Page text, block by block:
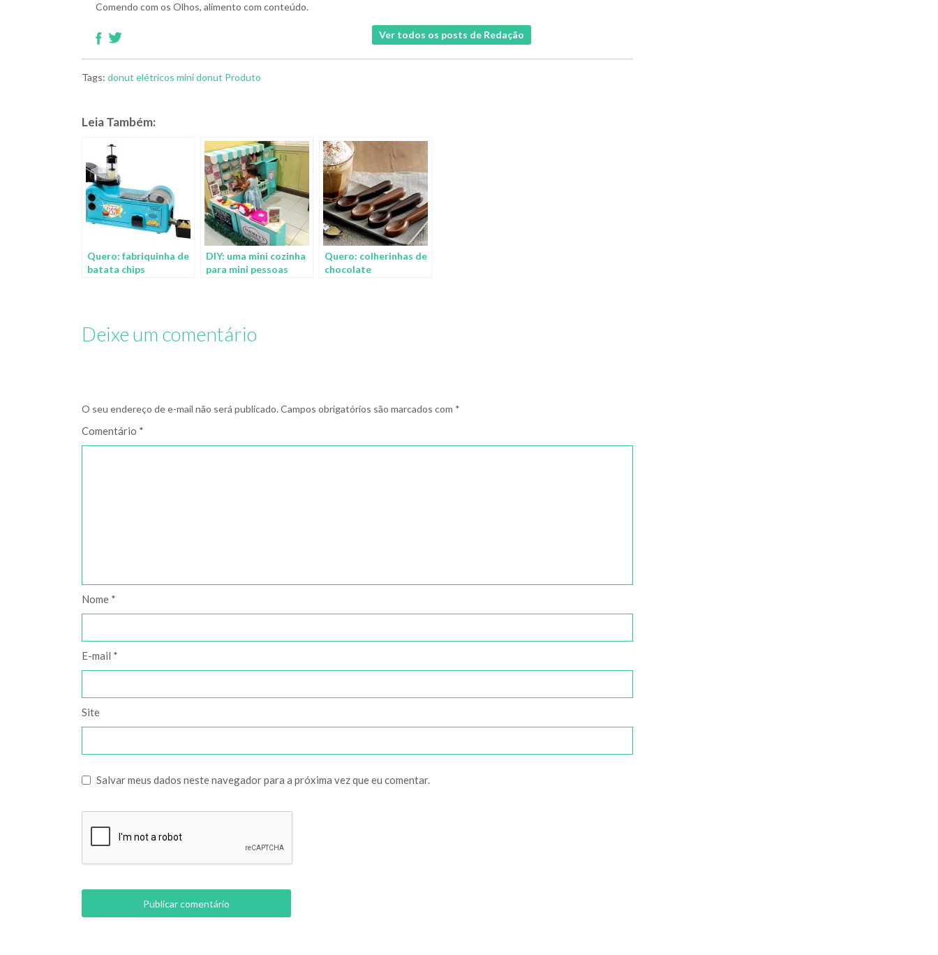
Comendo com os Olhos, alimento com conteúdo.
Ver todos os posts de Redação
Tags: donut elétricos mini donut Produto
Leia Também:
Quero: fabriquinha de
batata chips
DIY: uma mini cozinha
para mini pessoas
Quero: colherinhas de
chocolate
Deixe um comentário
O seu endereço de e-mail não será publicado. Campos obrigatórios são marcados com *
Comentário *
Nome *
E-mail *
Site
Salvar meus dados neste navegador para a próxima vez que eu comentar.